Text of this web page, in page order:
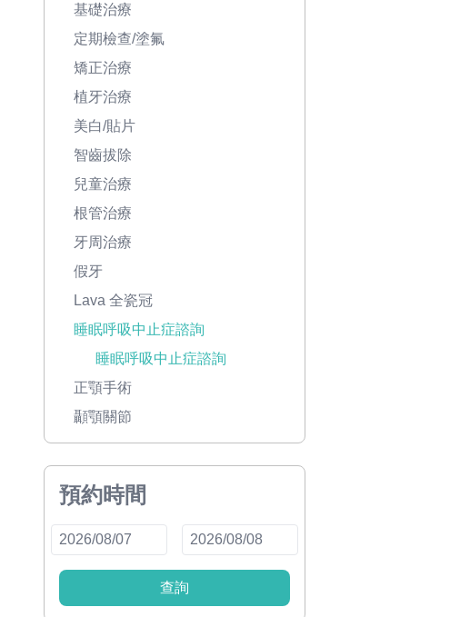
基礎治療
定期檢查/塗氟
矯正治療
植牙治療
美白/貼片
智齒拔除
兒童治療
根管治療
牙周治療
假牙
Lava 全瓷冠
睡眠呼吸中止症諮詢
睡眠呼吸中止症諮詢
正顎手術
顳顎關節
預約時間
查詢